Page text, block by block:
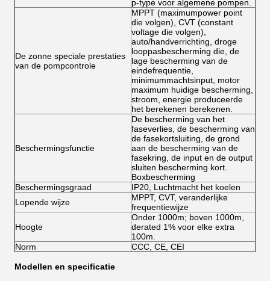
p-type voor algemene pompen.
De zonne speciale prestaties
van de pompcontrole
MPPT (maximumpower point
die volgen), CVT (constant
voltage die volgen),
auto/handverrichting, droge
looppasbescherming die, de
lage bescherming van de
eindefrequentie,
minimummachtsinput, motor
maximum huidige bescherming,
stroom, energie produceerde
het berekenen berekenen.
Beschermingsfunctie
De bescherming van het
faseverlies, de bescherming van
de fasekortsluiting, de grond
aan de bescherming van de
fasekring, de input en de output
sluiten bescherming kort.
Boxbescherming
Beschermingsgraad
IP20, Luchtmacht het koelen
Lopende wijze
MPPT, CVT, veranderlijke
frequentiewijze
Hoogte
Onder 1000m; boven 1000m,
derated 1% voor elke extra
100m.
Norm
CCC, CE, CEI
Modellen en specificatie